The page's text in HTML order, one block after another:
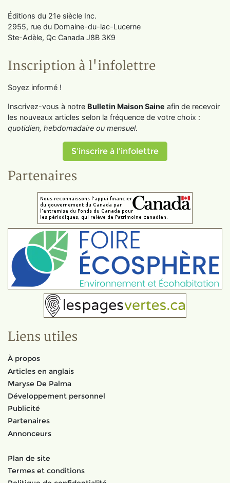
Éditions du 21e siècle Inc.
2955, rue du Domaine-du-lac-Lucerne
Ste-Adèle, Qc Canada J8B 3K9
Inscription à l'infolettre
Soyez informé !
Inscrivez-vous à notre Bulletin Maison Saine afin de recevoir
les nouveaux articles selon la fréquence de votre choix :
quotidien, hebdomadaire ou mensuel.
S'inscrire à l'infolettre
Partenaires
Liens utiles
À propos
Articles en anglais
Maryse De Palma
Développement personnel
Publicité
Partenaires
Annonceurs
Plan de site
Termes et conditions